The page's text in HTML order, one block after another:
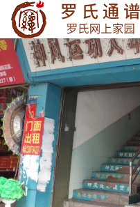
SKIP TO CONTENT